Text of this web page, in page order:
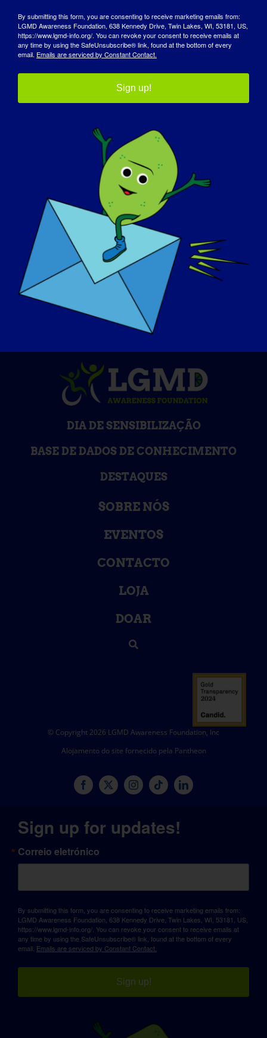
Europeu do
Doente
Detalhes
8 de fevereiro de 2024
8:00 am - 5:00 pm
Organizador
A Fundação Speak
DIA DE SENSIBILIZAÇÃO
BASE DE DADOS DE CONHECIMENTO
DESTAQUES
SOBRE NÓS
EVENTOS
CONTACTO
LOJA
DOAR
© Copyright 2026 LGMD Awareness Foundation, Inc
Alojamento do site fornecido pela Pantheon
Sign up for updates!
Correio eletrónico
By submitting this form, you are consenting to receive marketing emails from:
LGMD Awareness Foundation, 638 Kennedy Drive, Twin Lakes, WI, 53181, US,
https://www.lgmd-info.org/. You can revoke your consent to receive emails at
any time by using the SafeUnsubscribe® link, found at the bottom of every
email. Emails are serviced by Constant Contact.
Sign up!
By submitting this form, you are consenting to receive marketing emails from:
LGMD Awareness Foundation, 638 Kennedy Drive, Twin Lakes, WI, 53181, US,
https://www.lgmd-info.org/. You can revoke your consent to receive emails at
any time by using the SafeUnsubscribe® link, found at the bottom of every
email. Emails are serviced by Constant Contact.
Sign up!